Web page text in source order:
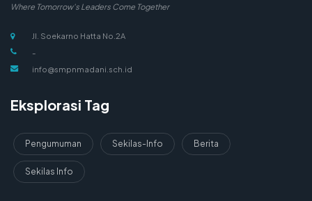
Where Tomorrow's Leaders Come Together
Jl. Soekarno Hatta No.2A
-
info@smpnmadani.sch.id
Eksplorasi Tag
Pengumuman Sekilas-Info Berita
Sekilas Info